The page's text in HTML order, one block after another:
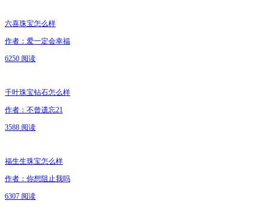
六喜珠宝怎么样
作者：爱一定会幸福
6250 阅读
千叶珠宝钻石怎么样
作者：不曾遗忘21
3588 阅读
福生生珠宝怎么样
作者：你想阻止我吗
6307 阅读